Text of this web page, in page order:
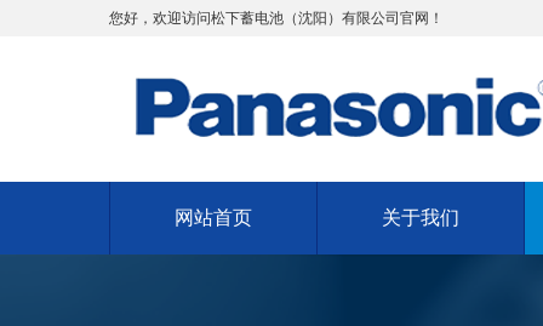
您好，欢迎访问松下蓄电池（沈阳）有限公司官网！
网站首页 关于我们